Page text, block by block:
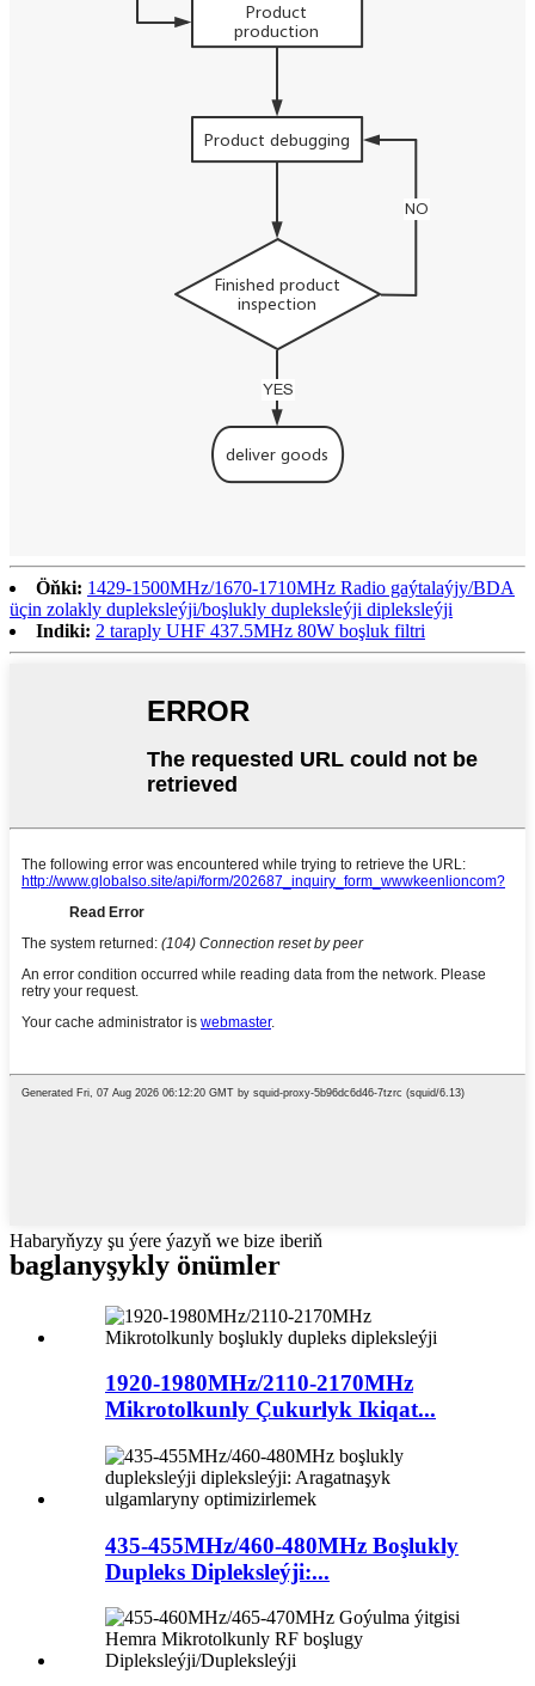
Öňki: 1429-1500MHz/1670-1710MHz Radio gaýtalaýjy/BDA
üçin zolakly dupleksleýji/boşlukly dupleksleýji dipleksleýji
Indiki: 2 taraply UHF 437.5MHz 80W boşluk filtri
Habaryňyzy şu ýere ýazyň we bize iberiň
baglanyşykly önümler
1920-1980MHz/2110-2170MHz
Mikrotolkunly Çukurlyk Ikiqat...
435-455MHz/460-480MHz Boşlukly
Dupleks Dipleksleýji:...